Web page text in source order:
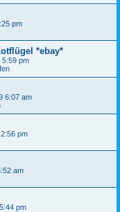
pm
*ebay*
5:59 pm
6:07 am
pm
am
pm